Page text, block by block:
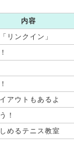
内容
リンクイン」
アウトもあるよ
！
めるテニス教室